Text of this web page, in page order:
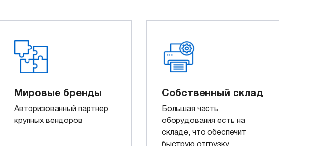
Мировые бренды
Авторизованный партнер
крупных вендоров
Собственный склад
Большая часть
оборудования есть на
складе, что обеспечит
быструю отгрузку